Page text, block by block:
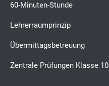
60-Minuten-Stunde
Lehrerraumprinzip
Übermittagsbetreuung
Zentrale Prüfungen Klasse 10